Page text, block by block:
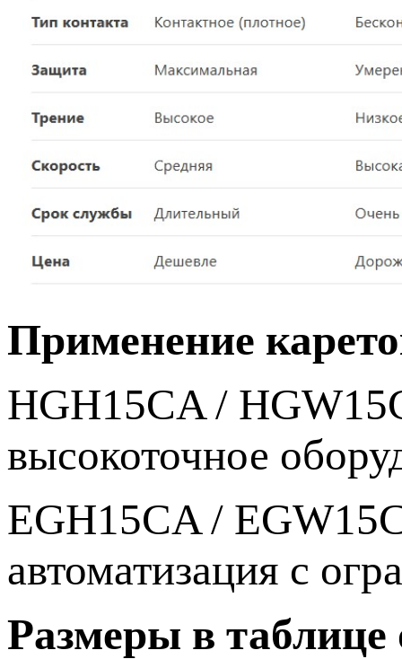
Применение
HGH15CA /
высокоточное
EGH15CA /
автоматизация с
Размеры в таблице